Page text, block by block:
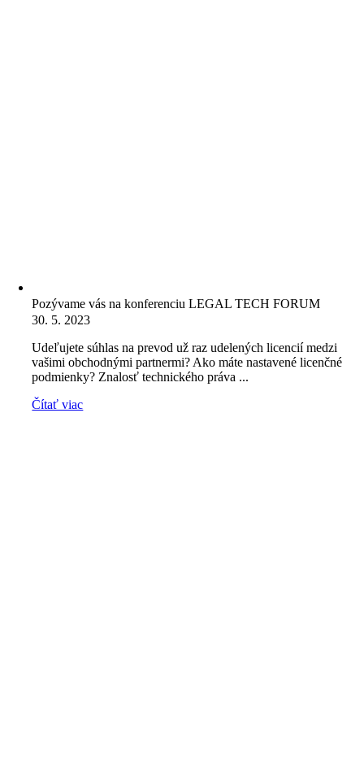
Pozývame vás na konferenciu LEGAL TECH FORUM
30. 5. 2023
Udeľujete súhlas na prevod už raz udelených licencií medzi
vašimi obchodnými partnermi? Ako máte nastavené licenčné
podmienky? Znalosť technického práva ...
Čítať viac